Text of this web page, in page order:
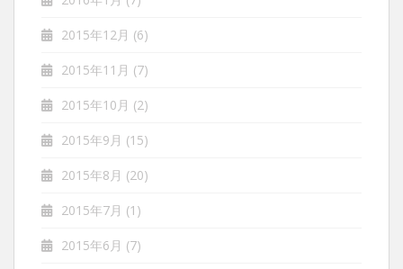
2015年12月 (6)
2015年11月 (7)
2015年10月 (2)
2015年9月 (15)
2015年8月 (20)
2015年7月 (1)
2015年6月 (7)